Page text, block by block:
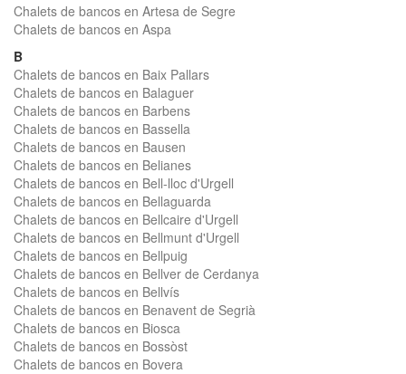
Chalets de bancos en Artesa de Segre
Chalets de bancos en Aspa
B
Chalets de bancos en Baix Pallars
Chalets de bancos en Balaguer
Chalets de bancos en Barbens
Chalets de bancos en Bassella
Chalets de bancos en Bausen
Chalets de bancos en Belianes
Chalets de bancos en Bell-lloc d'Urgell
Chalets de bancos en Bellaguarda
Chalets de bancos en Bellcaire d'Urgell
Chalets de bancos en Bellmunt d'Urgell
Chalets de bancos en Bellpuig
Chalets de bancos en Bellver de Cerdanya
Chalets de bancos en Bellvís
Chalets de bancos en Benavent de Segrià
Chalets de bancos en Biosca
Chalets de bancos en Bossòst
Chalets de bancos en Bovera